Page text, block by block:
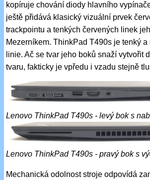
kopíruje chování diody hlavního
ještě přidává klasický vizuální prvek
trackpointu a tenkých červených linek
Mezerníkem. ThinkPad T490s je tenký a
linie. Ač se tvar jeho boků snaží vytvořit
tvaru, fakticky je vpředu i vzadu stejně
Lenovo ThinkPad T490s - levý bok s
Lenovo ThinkPad T490s - pravý bok s
Mechanická odolnost stroje odpovídá